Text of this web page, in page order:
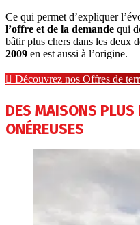
Ce qui permet d’expliquer
l’offre et de la demande qui
bâtir plus chers dans les deux
2009 en est aussi à l’origine.
Découvrez nos Offres de
DES MAISONS PLUS
ONÉREUSES